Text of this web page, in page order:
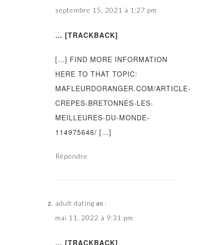
septembre 15, 2021 à 1:27 pm
… [TRACKBACK]
[…] FIND MORE INFORMATION
HERE TO THAT TOPIC:
MAFLEURDORANGER.COM/ARTICLE-
CREPES-BRETONNES-LES-
MEILLEURES-DU-MONDE-
114975646/ […]
Répondre
adult dating dit :
mai 11, 2022 à 9:31 pm
… [TRACKBACK]